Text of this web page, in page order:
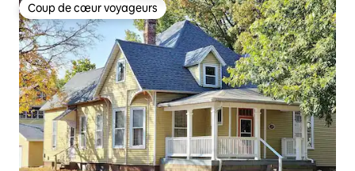
Coup de cœur voyageurs
Coup de cœur voyageurs